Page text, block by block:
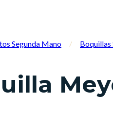
Segunda Mano / Boquillas